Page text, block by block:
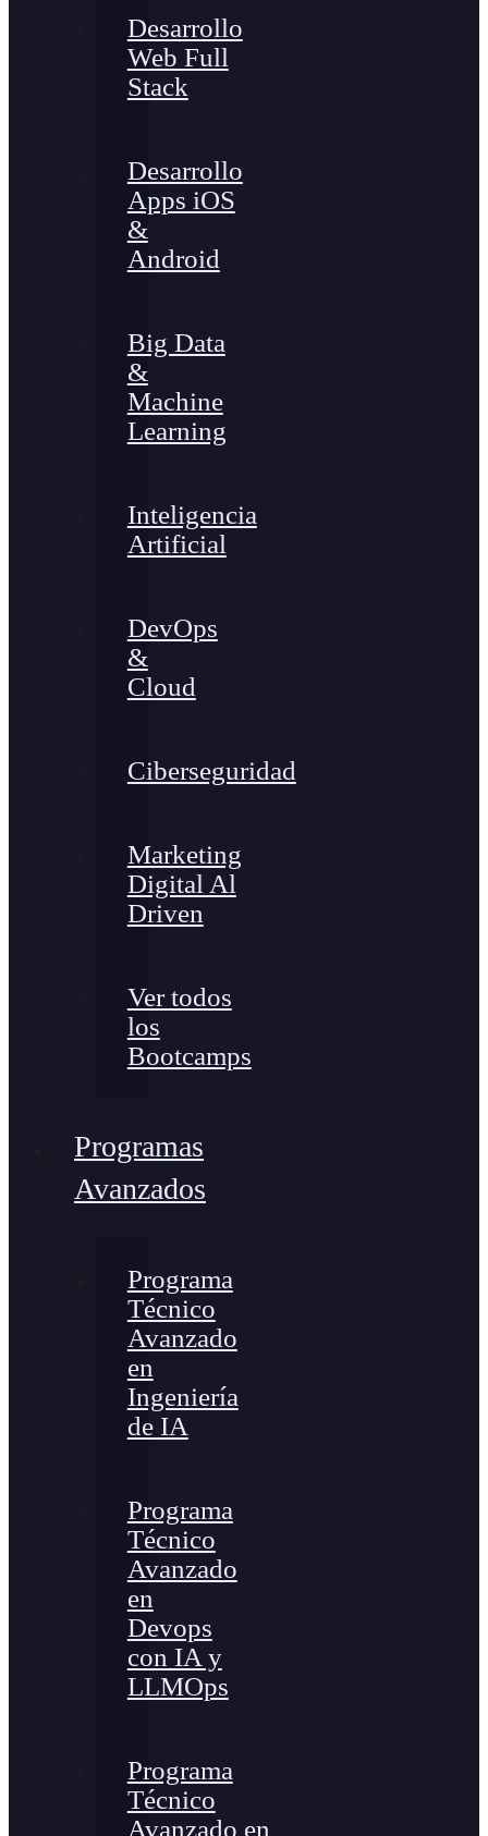
Desarrollo
Web Full
Stack
Desarrollo
Apps iOS
&
Android
Big Data
&
Machine
Learning
Inteligencia
Artificial
DevOps
&
Cloud
Ciberseguridad
Marketing
Digital Al
Driven
Ver todos
los
Bootcamps
Programas
Avanzados
Programa
Técnico
Avanzado
en
Ingeniería
de IA
Programa
Técnico
Avanzado
en
Devops
con IA y
LLMOps
Programa
Técnico
Avanzado en